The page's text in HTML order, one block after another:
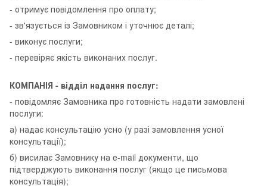
- отримує повідомлення про оплату;
- зв'язується із Замовником і уточнює деталі;
- виконує послуги;
- перевіряє якість виконаних послуг.
КОМПАНІЯ - відділ надання послуг:
- повідомляє Замовника про готовність надати замовлені
послуги:
а) надає консультацію усно (у разі замовлення усної
консультації);
б) висилає Замовнику на e-mail документи, що
підтверджують виконання послуг (якщо це письмова
консультація);